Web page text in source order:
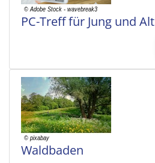
PC-Treff für Jung und Alt
Waldbaden